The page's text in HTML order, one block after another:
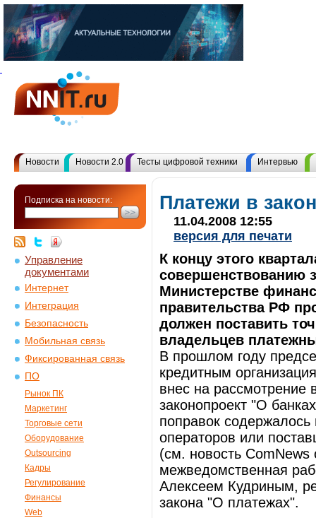
Новости Новости 2.0 Тесты цифровой техники Интервью
Подписка на новости:
Управление
документами
Интернет
Интеграция
Безопасность
Мобильная связь
Фиксированная связь
ПО
Рынок ПК
Маркетинг
Торговые сети
Оборудование
Outsourcing
Кадры
Регулирование
Финансы
Web
Платежи в
11.04.2008 12:55
версия для печати
К концу этого
совершенствованию
Министерстве
правительства РФ
должен поставить
владельцев
В прошлом году
кредитным
внес на рассмотрение
законопроект "О
поправок
операторов или
(см. новость ComNews
межведомственная
Алексеем Кудриным,
закона "О платежах".